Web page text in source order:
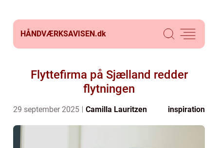
HÅNDVÆRKSAVISEN.dk
Flyttefirma på Sjælland redder
flytningen
29 september 2025 Camilla Lauritzen inspiration